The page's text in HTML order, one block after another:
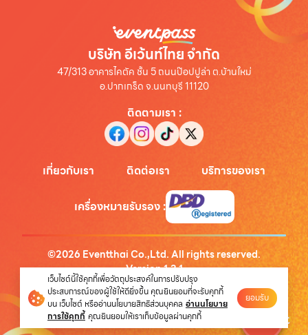
บริษัท อีเว้นท์ไทย จำกัด
47/313 อาคารไคตัค ชั้น 5 ถนนป๊อปปูล่า ต.บ้านใหม่
อ.ปากเกร็ด จ.นนทบุรี 11120
ติดตามเรา :
เกี่ยวกับเรา ติดต่อเรา บริการของเรา
เครื่องหมายรับรอง:
©2026 Eventthai Co.,Ltd. All rights reserved.
Version1.3.1
นโยบายความเป็นส่วนตัว
เว็บไซต์นี้ใช้คุกกี้เพื่อวัตถุประสงค์ในการปรับปรุง
ประสบการณ์ของผู้ใช้ให้ดียิ่งขึ้น คุณยินยอมที่จะรับคุกกี้
บน เว็บไซต์ หรืออ่านนโยบายสิทธิส่วนบุคคล อ่านนโยบาย
การใช้คุกกี้ คุณยินยอมให้เราเก็บข้อมูลผ่านคุกกี้
ยอมรับ